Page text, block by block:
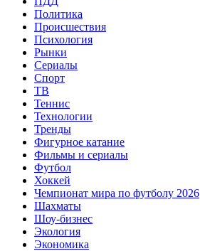
Политика
Происшествия
Психология
Рынки
Сериалы
Спорт
ТВ
Теннис
Технологии
Тренды
Фигурное катание
Фильмы и сериалы
Футбол
Хоккей
Чемпионат мира по футболу 2026
Шахматы
Шоу-бизнес
Экология
Экономика